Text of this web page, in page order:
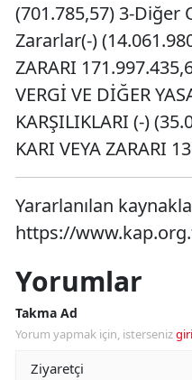
(701.785,57) 3-Diğer
Zararlar(-)
ZARARI
VERGİ VE DİĞER
KARŞILIKLARI (-)
KARI VEYA ZARARI
Yararlanılan
https://
Yorumlar
Takma Ad
Yorum yapmak için, isterseniz